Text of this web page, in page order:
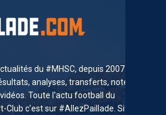
du #MHSC, depuis 2007. News,
analyses, transferts, notes
Toute l'actu football du
c'est sur #AllezPaillade. Site non-